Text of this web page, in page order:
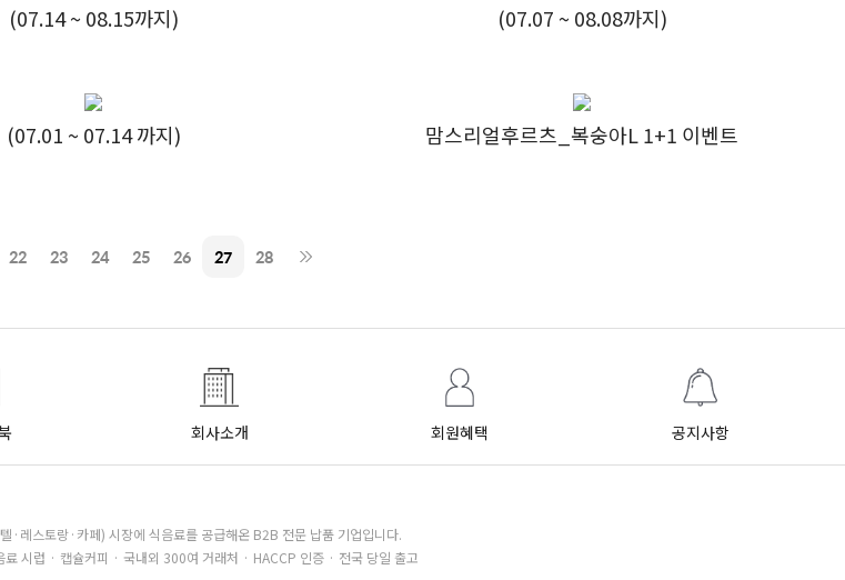
(07.14 ~ 08.15까지) (07.07 ~ 08.08까지)
(07.01 ~ 07.14 까지) 맘스리얼후르츠_복숭아L 1+1 이벤트
22 23 24 25 26 27 28
회사소개 회원혜택 공지사항
·레스토랑·카페) 시장에 식음료를 공급해온 B2B 전문 납품 기업입니다.
시럽 · 캡슐커피 · 국내외 300여 거래처 · HACCP 인증 · 전국 당일 출고